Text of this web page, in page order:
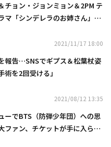
チョン・ジョンミョン＆2PM テ
マ「シンデレラのお姉さん」リ
2021/11/17 18:00
報告…SNSでギプス＆松葉杖姿
術を2回受ける」
2021/08/12 13:35
ーでBTS（防弾少年団）への思
ファン、チケットが手に入らな